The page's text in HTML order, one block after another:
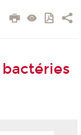
bactéries